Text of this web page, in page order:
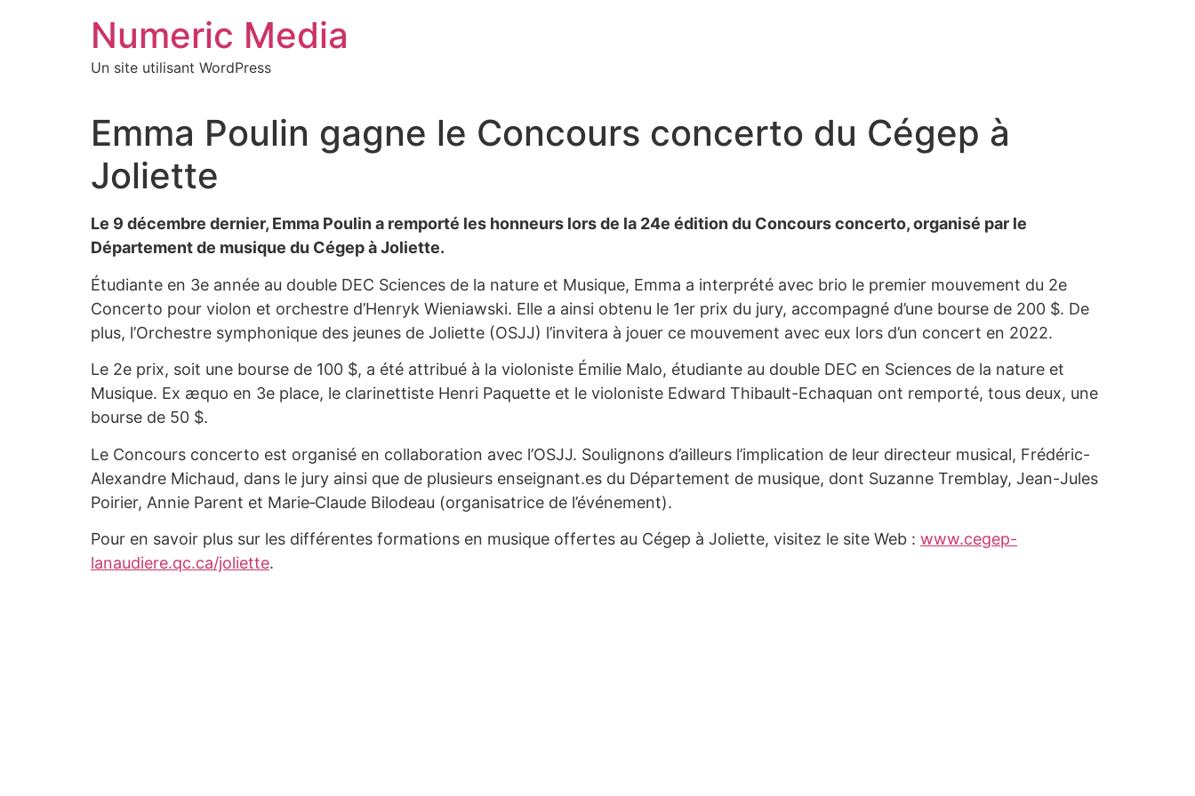
Numeric Media
Un site utilisant WordPress
Emma Poulin gagne le Concours concerto du Cégep à
Joliette
Le 9 décembre dernier, Emma Poulin a remporté les honneurs lors de la 24e édition du Concours concerto, organisé par le
Département de musique du Cégep à Joliette.
Étudiante en 3e année au double DEC Sciences de la nature et Musique, Emma a interprété avec brio le premier mouvement du 2e
Concerto pour violon et orchestre d’Henryk Wieniawski. Elle a ainsi obtenu le 1er prix du jury, accompagné d’une bourse de 200 $. De
plus, l’Orchestre symphonique des jeunes de Joliette (OSJJ) l’invitera à jouer ce mouvement avec eux lors d’un concert en 2022.
Le 2e prix, soit une bourse de 100 $, a été attribué à la violoniste Émilie Malo, étudiante au double DEC en Sciences de la nature et
Musique. Ex æquo en 3e place, le clarinettiste Henri Paquette et le violoniste Edward Thibault-Echaquan ont remporté, tous deux, une
bourse de 50 $.
Le Concours concerto est organisé en collaboration avec l’OSJJ. Soulignons d’ailleurs l’implication de leur directeur musical, Frédéric-
Alexandre Michaud, dans le jury ainsi que de plusieurs enseignant.es du Département de musique, dont Suzanne Tremblay, Jean-Jules
Poirier, Annie Parent et Marie‑Claude Bilodeau (organisatrice de l’événement).
Pour en savoir plus sur les différentes formations en musique offertes au Cégep à Joliette, visitez le site Web : www.cegep-
lanaudiere.qc.ca/joliette.